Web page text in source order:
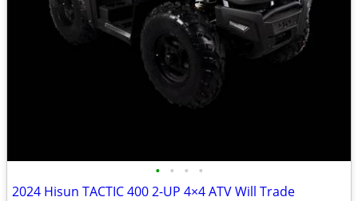
• • • •
2024 Hisun TACTIC 400 2-UP 4×4 ATV Will Trade